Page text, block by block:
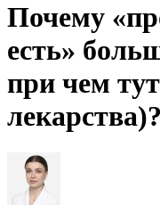
Почему
есть»
при чем
лекарства)?